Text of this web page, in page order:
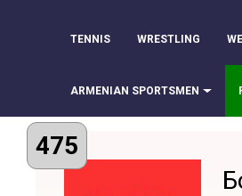
TENNIS WRESTLING
ARMENIAN SPORTSMEN
475